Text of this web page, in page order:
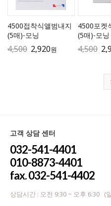
4500접착식앨범내지
(5매)-모닝
4,500 2,920원
4500포켓
(5매)-모닝
4,500
고객 상담 센터
032-541-4401
010-8873-4401
fax. 032-541-4402
상담시간 : 오전 9:30 ~ 오후 6:30 (